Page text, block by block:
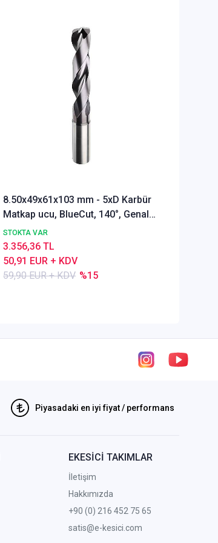
8.50x49x61x103 mm - 5xD Karbür
Matkap ucu, BlueCut, 140°, Genal
amaçlı
STOKTA VAR
59,90 EUR + KDV %15
50,91 EUR + KDV
3.356,36 TL
Piyasadaki en iyi fiyat / performans
EKESİCİ TAKIMLAR
İletişim
Hakkımızda
+90 (0) 216 452 75 65
satis@e-kesici.com